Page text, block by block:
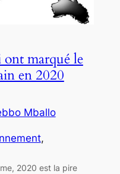
marqué le
en 2020
Mballo
2020 est la pire